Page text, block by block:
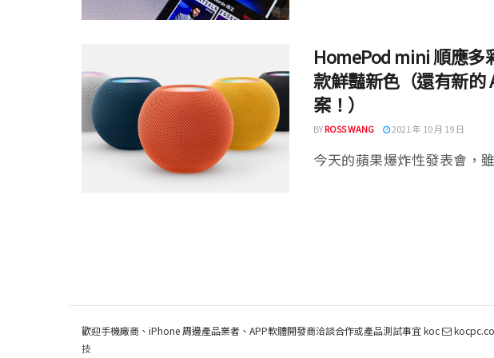
HomePod mini 順應多
款鮮豔新色（還有新的
案！）
BYROSS WANG 2021 年 10 月 19 日
今天的蘋果爆炸性發表會，
歡迎手機廠商、iPhone 周邊產品業者、APP軟體開發商洽談合作或產品測試事宜 koc
技